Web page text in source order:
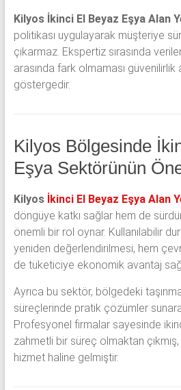
Kilyos İkinci El Beyaz Eşya Alan
politikası uygulayarak müşteriye
çıkarmaz. Ekspertiz sırasında
arasında fark olmaması güvenilirlik
göstergedir.
Kilyos Bölgesinde
Eşya Sektörünün
Kilyos İkinci El Beyaz Eşya Alan
döngüye katkı sağlar hem de
önemli bir rol oynar. Kullanılabilir
yeniden değerlendirilmesi, hem
de tüketiciye ekonomik avantaj
Ayrıca bu sektör, bölgedeki
süreçlerinde pratik çözümler
Profesyonel firmalar sayesinde
zahmetli bir süreç olmaktan çıkmış,
hizmet haline gelmiştir.